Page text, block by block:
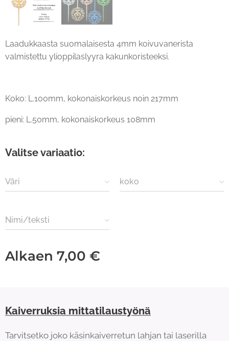
Laadukkaasta suomalaisesta 4mm koivuvanerista
valmistettu ylioppilaslyyra kakunkoristeeksi.
Koko: L.100mm, kokonaiskorkeus noin 217mm
pieni: L.50mm, kokonaiskorkeus 108mm
Valitse variaatio:
Väri koko
Nimi/teksti
Alkaen 7,00 €
Kaiverruksia mittatilaustyönä
Tarvitsetko joko käsinkaiverretun lahjan tai laserilla